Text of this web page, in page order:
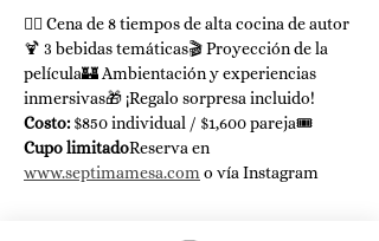
🧙‍♂️ Cena de 8 tiempos de alta cocina de autor
🍹 3 bebidas temáticas🎬 Proyección de la
película🏰 Ambientación y experiencias
inmersivas🎁 ¡Regalo sorpresa incluido!
Costo: $850 individual / $1,600 pareja🎟️
Cupo limitadoReserva en
www.septimamesa.com o vía Instagram